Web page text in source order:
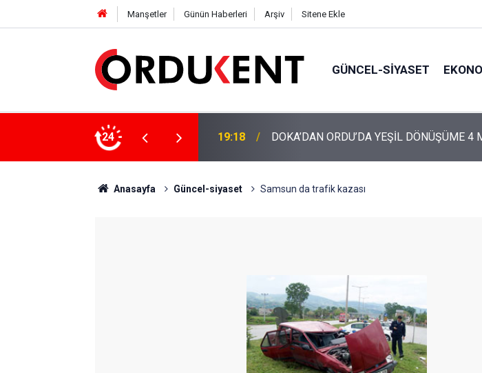
Manşetler Günün Haberleri Arşiv Sitene Ekle
GÜNCEL-SIYASET
24
4 MİLYON LİRAYA YAKIN DESTEK 12:46 YENİ PARTİ’NİN ORDU’DAKİ 69 KİŞİLİK
Anasayfa Güncel-siyaset Samsun da trafik kazası